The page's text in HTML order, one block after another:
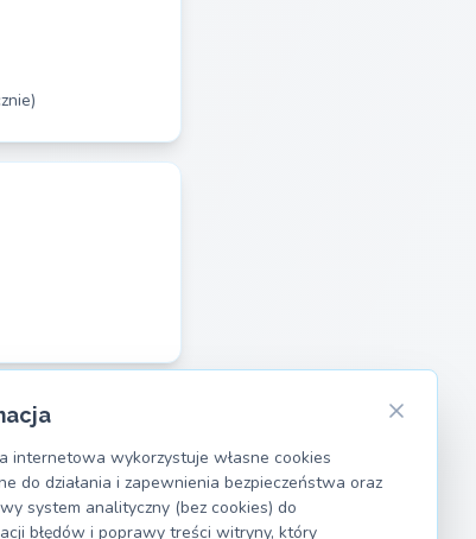
internetowa wykorzystuje własne cookies
do działania i zapewnienia bezpieczeństwa oraz
system analityczny (bez cookies) do
błędów i poprawy treści witryny, który